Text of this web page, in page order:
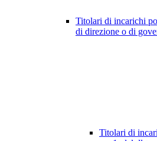
Titolari di incarichi
di direzione o di
Titolari di